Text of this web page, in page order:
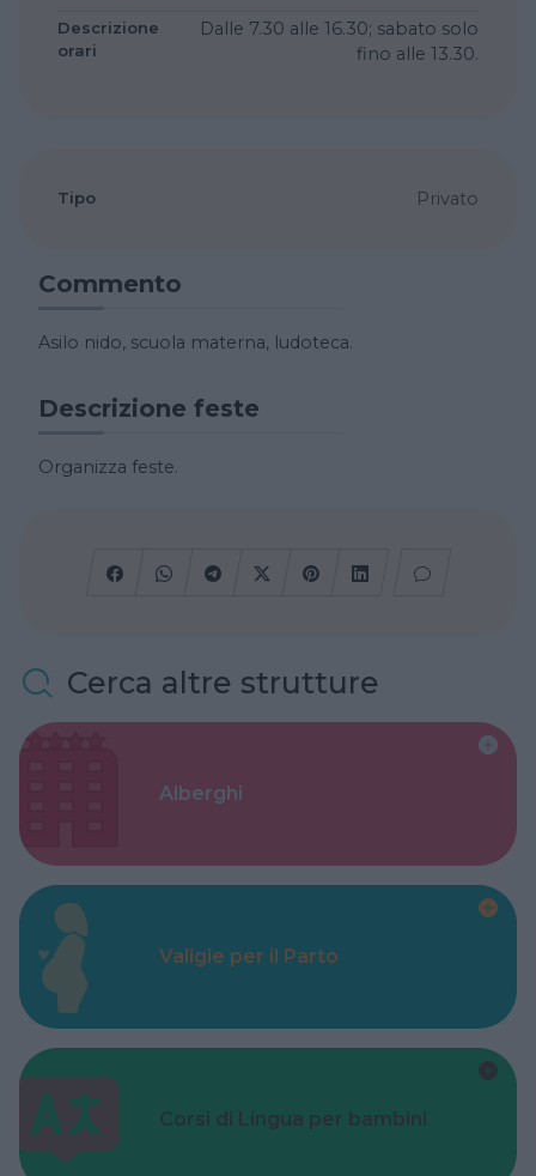
Descrizione
orari
Dalle 7.30 alle 16.30; sabato solo
fino alle 13.30.
Tipo Privato
Commento
Asilo nido, scuola materna, ludoteca.
Descrizione feste
Organizza feste.
Cerca altre strutture
Alberghi
Valigie per il Parto
Corsi di Lingua per bambini